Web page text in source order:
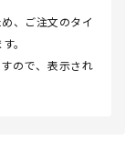
、ご注文のタイ
。
ので、表示され